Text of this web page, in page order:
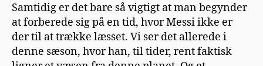
Samtidig er det bare så vigtigt at man begynder
at forberede sig på en tid, hvor Messi ikke er
der til at trække læsset. Vi ser det allerede i
denne sæson, hvor han, til tider, rent faktisk